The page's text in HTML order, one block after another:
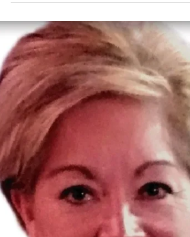
actuales políticas públicas La